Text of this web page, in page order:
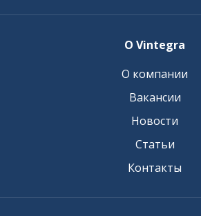
О Vintegra
О компании
Вакансии
Новости
Статьи
Контакты